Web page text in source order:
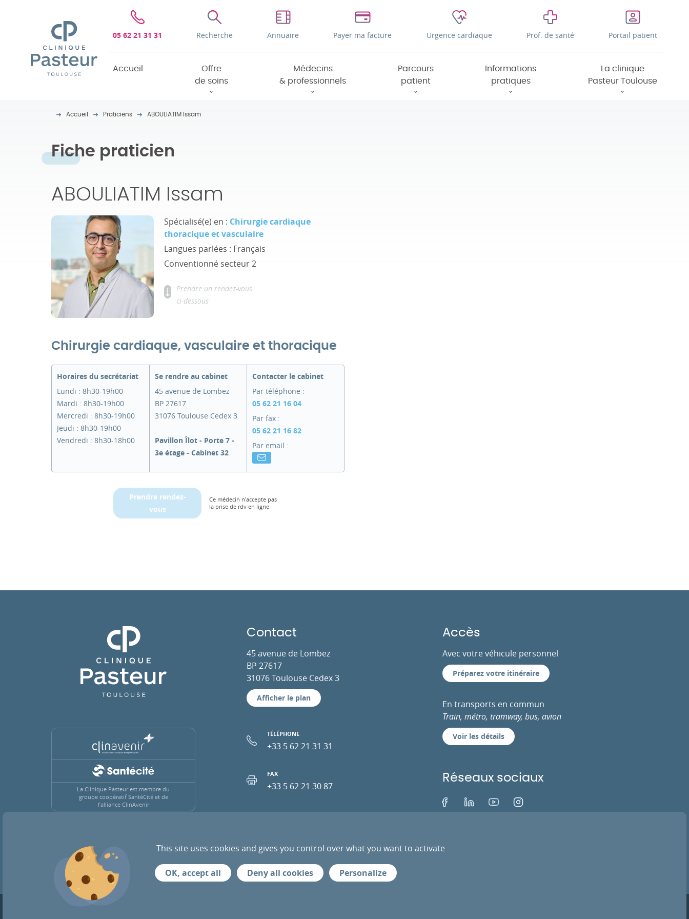
Clinique Pasteur
05 62 21 31 31 Recherche Annuaire Payer ma facture Urgence cardiaque Prof. de santé Portail patient
Accueil
Offre
de soins
Médecins
& professionnels
Parcours
patient
Informations
pratiques
La clinique
Pasteur Toulouse
Accueil Praticiens ABOULIATIM Issam
Fiche praticien
ABOULIATIM Issam
Spécialisé(e) en : Chirurgie cardiaque
thoracique et vasculaire
Langues parlées : Français
Conventionné secteur 2
Prendre un rendez-vous
ci-dessous
Chirurgie cardiaque, vasculaire et thoracique
Horaires du secrétariat
Lundi : 8h30-19h00
Mardi : 8h30-19h00
Mercredi : 8h30-19h00
Jeudi : 8h30-19h00
Vendredi : 8h30-18h00
Se rendre au cabinet
45 avenue de Lombez
BP 27617
31076 Toulouse Cedex 3
Pavillon Îlot - Porte 7 -
3e étage - Cabinet 32
Contacter le cabinet
Par téléphone :
05 62 21 16 04
Par fax :
05 62 21 16 82
Par email :
Prendre rendez-
vous
Ce médecin n'accepte pas
la prise de rdv en ligne
Clinique Pasteur
La Clinique Pasteur est membre du
groupe coopératif SantéCité et de
l’alliance ClinAvenir
Contact
45 avenue de Lombez
BP 27617
31076 Toulouse Cedex 3
Afficher le plan
TÉLÉPHONE
+33 5 62 21 31 31
FAX
+33 5 62 21 30 87
Accès
Avec votre véhicule personnel
Préparez votre itinéraire
En transports en commun
Train, métro, tramway, bus, avion
Voir les détails
Réseaux sociaux
FacebookLinkedIn Youtube Instagram
ACTUALITÉS RECRUTEMENT PRESSE PRESTATAIRES ESPACE PRO
This site uses cookies and gives you control over what you want to activate
OK, accept all Deny all cookies Personalize